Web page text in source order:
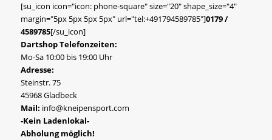
[su_icon icon="icon: phone-square" size="20" shape_size="4"
margin="5px 5px 5px 5px" url="tel:+491794589785"]0179 /
4589785[/su_icon]
Dartshop Telefonzeiten:
Mo-Sa 10:00 bis 19:00 Uhr
Adresse:
Steinstr. 75
45968 Gladbeck
Mail: info@kneipensport.com
-Kein Ladenlokal-
Abholung möglich!